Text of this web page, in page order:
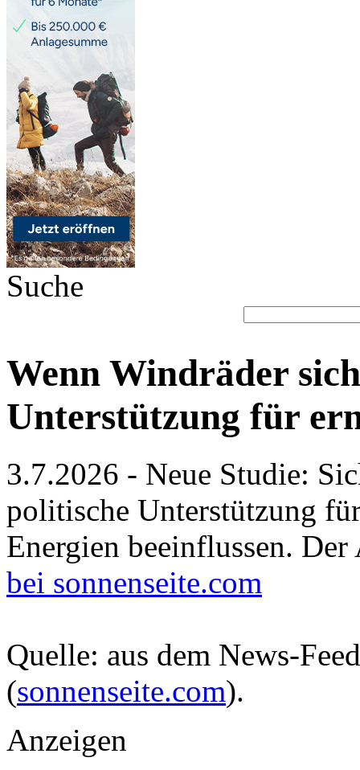
Suche
Wenn Windräder
Unterstützung für
3.7.2026 - Neue Studie:
politische Unterstützung
Energien beeinflussen.
bei sonnenseite.com
Quelle: aus dem News-
(sonnenseite.com).
Anzeigen